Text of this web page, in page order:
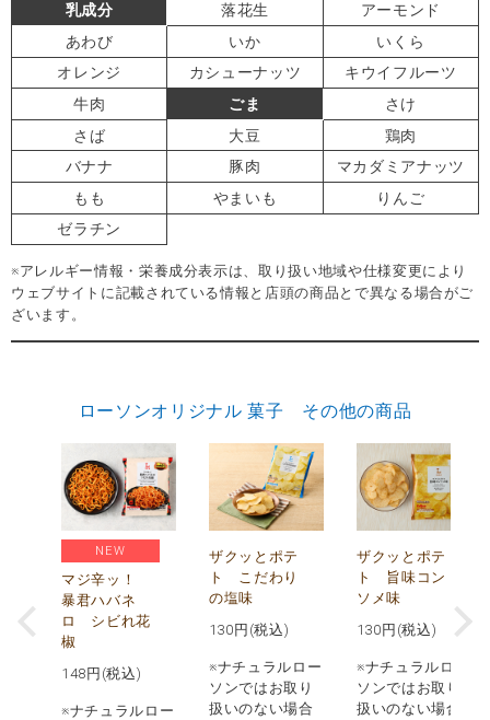
乳成分
落花生
アーモンド
あわび
いか
いくら
オレンジ
カシューナッツ
キウイフルーツ
牛肉
ごま
さけ
さば
大豆
鶏肉
バナナ
豚肉
マカダミアナッツ
もも
やまいも
りんご
ゼラチン
※アレルギー情報・栄養成分表示は、取り扱い地域や仕様変更により
ウェブサイトに記載されている情報と店頭の商品とで異なる場合がご
ざいます。
ローソンオリジナル 菓子 その他の商品
NEW
マジ辛ッ！
暴君ハバネ
ロ シビれ花
椒
148 円(税込)
※ナチュラルロー
ザクッとポテ
ト こだわり
の塩味
130 円(税込)
※ナチュラルロー
ソンではお取り
扱いのない場合
ザクッとポテ
ト 旨味コン
ソメ味
130 円(税込)
※ナチュラルロー
ソンではお取り
扱いのない場合